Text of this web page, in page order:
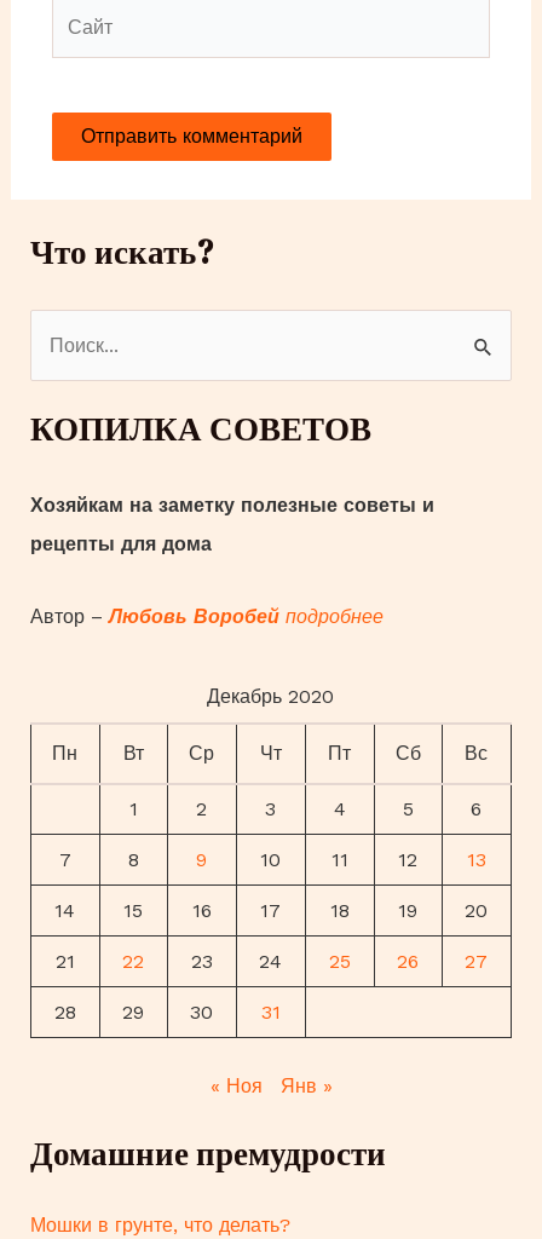
Что искать?
с
КОПИЛКА СОВЕТОВ
Хозяйкам на заметку полезные советы и
рецепты для дома
Автор –Любовь Воробей подробнее
Декабрь 2020
Пн Вт Ср Чт Пт Сб Вс
1 2 3 4 5 6
7 8 9 10 11 12 13
14 15 16 17 18 19 20
21 22 23 24 25 26 27
28 29 30 31
« Ноя Янв »
Домашние премудрости
Мошки в грунте, что делать?